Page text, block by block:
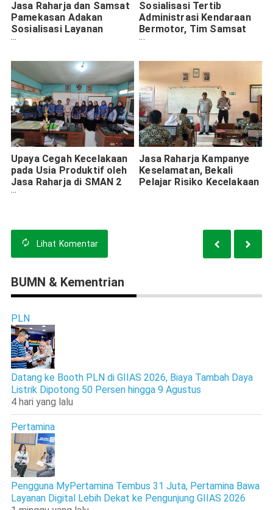
Jasa Raharja dan Samsat
Pamekasan Adakan
Sosialisasi Layanan
Pembayaran Pajak
Channel
Sosialisasi Tertib
Administrasi Kendaraan
Bermotor, Tim Samsat
Ngawi Laksanakan
Upaya Cegah Kecelakaan
pada Usia Produktif oleh
Jasa Raharja di SMAN 2
Pamekasan
Jasa Raharja Kampanye
Keselamatan, Bekali
Pelajar Risiko Kecelakaan
Lihat Komentar
BUMN & Kementrian
PLN
Datang ke Booth PLN di GIIAS 2026, Biaya Tambah Daya
Listrik Dipotong 50 Persen hingga 9 Agustus
4 hari yang lalu
Pertamina
Pengguna MyPertamina Tembus 31 Juta, Pertamina Bawa
Layanan Digital Lebih Dekat ke Pengunjung GIIAS 2026